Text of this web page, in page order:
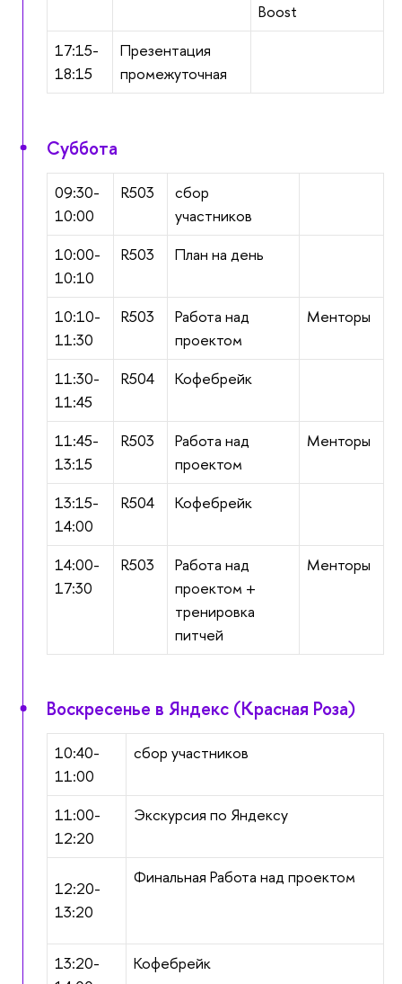
Boost
17:15-
18:15
Презентация
промежуточная
Суббота
09:30-
10:00
R503
сбор
участников
10:00-
10:10
R503 План на день
10:10-
11:30
R503
Работа над
проектом
Менторы
11:30-
11:45
R504 Кофебрейк
11:45-
13:15
R503
Работа над
проектом
Менторы
13:15-
14:00
R504 Кофебрейк
14:00-
17:30
R503
Работа над
проектом +
тренировка
питчей
Менторы
Воскресенье в Яндекс (Красная Роза)
10:40-
11:00
сбор участников
11:00-
12:20
Экскурсия по Яндексу
12:20-
13:20
Финальная Работа над проектом
13:20-
Кофебрейк